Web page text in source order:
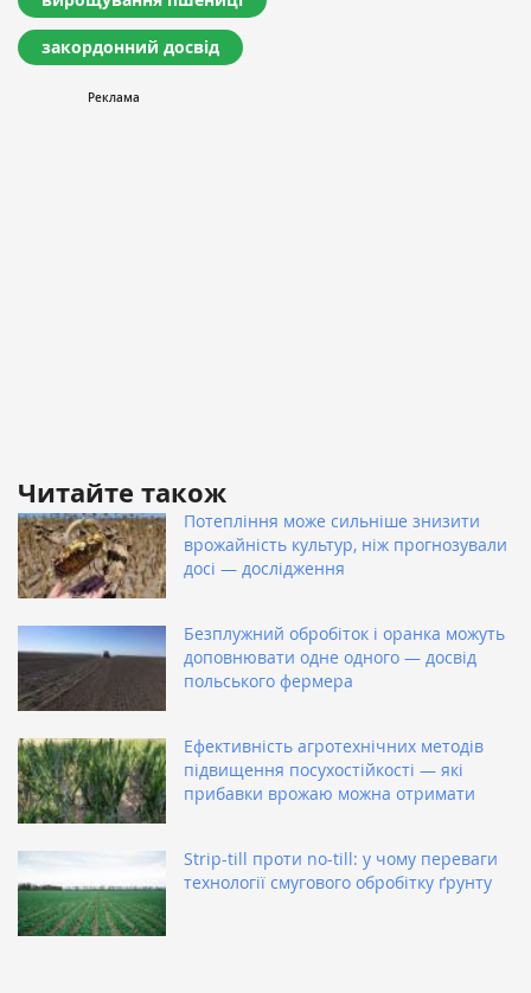
закордонний досвід
Читайте також
Потепління може сильніше знизити
врожайність культур, ніж прогнозували
досі — дослідження
Безплужний обробіток і оранка можуть
доповнювати одне одного — досвід
польського фермера
Ефективність агротехнічних методів
підвищення посухостійкості — які
прибавки врожаю можна отримати
Strip-till проти no-till: у чому переваги
технології смугового обробітку ґрунту